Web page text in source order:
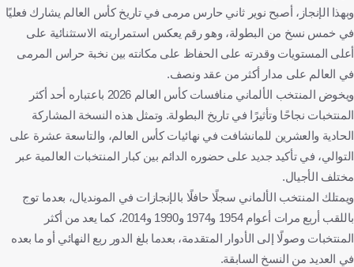
وبهذا الإنجاز، أصبح نوير ثاني حارس مرمى في تاريخ كأس العالم يشارك فعليًا
في خمس نسخ من البطولة، وهو رقم يعكس استمراريته الاستثنائية على
أعلى المستويات وقدرته على الحفاظ على مكانته بين نخبة حراس المرمى
في العالم على مدار أكثر من عقد ونصف.
ويخوض المنتخب الألماني منافسات كأس العالم 2026 باعتباره أحد أكثر
المنتخبات نجاحًا وتأثيرًا في تاريخ البطولة. وتمثل هذه النسخة المشاركة
الحادية والعشرين للمانشافت في نهائيات كأس العالم، والتاسعة عشرة على
التوالي، في تأكيد جديد على حضوره الدائم بين كبار المنتخبات العالمية عبر
مختلف الأجيال.
ويمتلك المنتخب الألماني سجلًا حافلًا بالإنجازات في المونديال، بعدما توج
باللقب أربع مرات أعوام 1954 و1974 و1990 و2014، كما يعد من أكثر
المنتخبات وصولًا إلى الأدوار المتقدمة، بعدما بلغ الدور ربع النهائي أو ما بعده
في العديد من النسخ السابقة.